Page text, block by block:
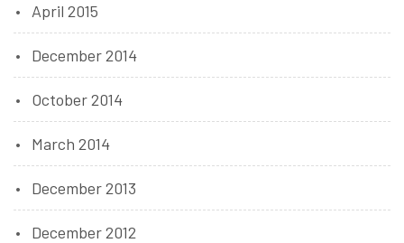
April 2015
December 2014
October 2014
March 2014
December 2013
December 2012